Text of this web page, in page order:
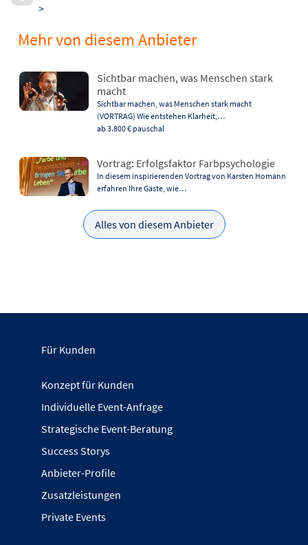
>
Mehr von diesem Anbieter
Sichtbar machen, was Menschen stark
macht
Sichtbar machen, was Menschen stark macht
(VORTRAG) Wie entstehen Klarheit,…
ab 3.800 € pauschal
Vortrag: Erfolgsfaktor Farbpsychologie
In diesem inspirierenden Vortrag von Karsten Homann
erfahren Ihre Gäste, wie…
Alles von diesem Anbieter
Für Kunden
Konzept für Kunden
Individuelle Event-Anfrage
Strategische Event-Beratung
Success Storys
Anbieter-Profile
Zusatzleistungen
Private Events